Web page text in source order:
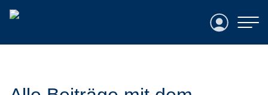
Login